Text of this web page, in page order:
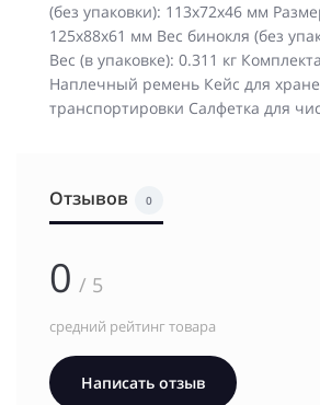
(без упаковки): 113x72x46 мм
125х88х61 мм Вес бинокля (без
Вес (в упаковке): 0.311 кг
Наплечный ремень Кейс для
транспортировки Салфетка для
Отзывов 0
0 / 5
средний рейтинг товара
Написать отзыв